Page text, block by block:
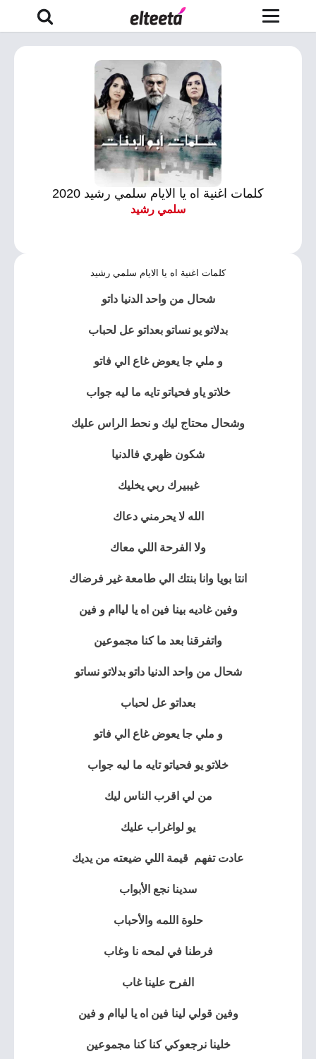
كلمات اغنية اه يا الايام سلمي رشيد 2020
سلمي رشيد
كلمات اغنية اه يا الايام سلمي رشيد
شحال من واحد الدنيا داتو
بدلاتو يو نساتو بعداتو عل لحباب
و ملي جا يعوض غاع الي فاتو
خلاتو ياو فحياتو تايه ما ليه جواب
وشحال محتاج ليك و نحط الراس عليك
شكون ظهري فالدنيا
غيبيرك ربي يخليك
الله لا يحرمني دعاك
ولا الفرحة اللي معاك
انتا بويا وانا بنتك الي طامعة غير فرضاك
وفين غاديه بينا فين اه يا لياام و فين
واتفرقنا بعد ما كنا مجموعين
شحال من واحد الدنيا داتو بدلاتو نساتو
بعداتو عل لحباب
و ملي جا يعوض غاع الي فاتو
خلاتو يو فحياتو تايه ما ليه جواب
من لي اقرب الناس ليك
يو لواغراب عليك
عادت تفهم قيمة اللي ضيعته من يديك
سدينا نجع الأبواب
حلوة اللمه والأحباب
فرطنا في لمحه نا وغاب
الفرح علينا غاب
وفين قولي لينا فين اه يا لياام و فين
خلينا نرجعوكي كنا كنا مجموعين